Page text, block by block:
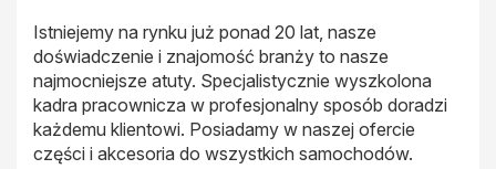
Istniejemy na rynku już ponad 20 lat, nasze
doświadczenie i znajomość branży to nasze
najmocniejsze atuty. Specjalistycznie wyszkolona
kadra pracownicza w profesjonalny sposób doradzi
każdemu klientowi. Posiadamy w naszej ofercie
części i akcesoria do wszystkich samochodów.